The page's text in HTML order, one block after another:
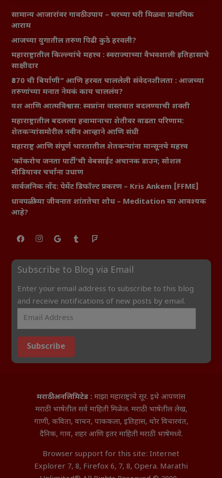
सामान्य आजारांवर गावठी उपाय – घरच्या घरी मिळवा प्राथमिक
आराम
आजच्या युगातील तरुण पिढी कुठे हरवली?
महाराष्ट्रातील किल्ल्यांचे महत्त्व : स्वराज्याच्या वैभवशाली इतिहासाचे
साक्षीदार
₹370 ची बिर्याणी” आणि हरवत चाललेली संवेदनशीलता : आजच्या
तरुणांच्या मनात नेमकं काय चाललंय?
यश आणि आत्मविश्वास: स्वप्नांना वास्तवात बदलण्याची शक्ती
महाराष्ट्रातील बदलत्या हवामानाचा शेतीवर वाढता परिणाम:
शेतकऱ्यांसमोरील नवीन आव्हाने आणि संधी
महाराष्ट्र आणि संपूर्ण भारतातील शेतकऱ्यांना मान्सूनचे महत्त्व
‘कॉकरोच जनता पार्टी’ची वेबसाईट अचानक डाउन; सोशल
मीडियावर चर्चांना उधाण
सार्वजनिक नोंद: पेमेंट डिफॉल्ट प्रकरण – Kris Ankem [FFME]
धावपळीच्या जीवनात शांततेचा शोध – Meditation का आवश्यक
आहे?
Subscribe to Blog via Email
Enter your email address to subscribe to this blog
and receive notifications of new posts by email.
Subscribe
मराठी अनलिमिटेड : माझा महाराष्ट्राचे सूर. इथे आपणांस
मराठी भाषेतील सर्व माहिती मिळेल. मराठी भाषेतील लेख,
गाणी, कविता, वाचन, पाककला, इतिहास, थोर विचारवंत,
दैनिक, गाव, शहर आणि इतर माहिती मराठी भाषेमध्ये.
Browser support for this site: Internet
Explorer 7, 8, Firefox 6, 7, 8, Opera. Marathi